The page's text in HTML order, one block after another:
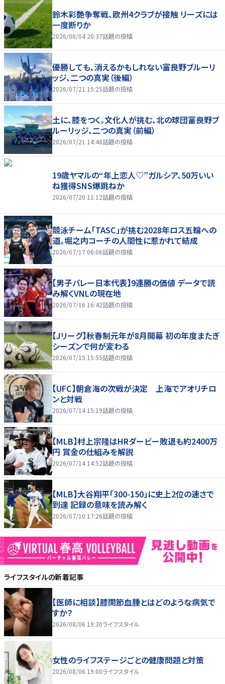
鈴木彩艶争奪戦、欧州4クラブが接触 リーズには
一度断りか
2026/08/04 20:37話題の投稿
優勝しても、消えるかもしれない――富良野ブルーリ
ッジ、二つの真実（後編）
2026/07/21 15:25話題の投稿
土に、膝をつく。文化人が挑む、北の球団――富良野ブ
ルーリッジ、二つの真実（前編）
2026/07/21 14:48話題の投稿
19歳ヤマルの“年上恋人♡”ガルシア、50万いい
ね獲得SNS爆跳ねか
2026/07/20 11:12話題の投稿
競泳チーム「TASC」が挑む2028年ロス五輪への
道。堀之内コーチの人間性に惹かれて結成
2026/07/17 06:06話題の投稿
【男子バレー日本代表】9連勝の価値 データで読
み解くVNLの現在地
2026/07/16 16:42話題の投稿
【Jリーグ】秋春制元年が8月開幕 初の年度またぎ
シーズンで何が変わる
2026/07/15 15:55話題の投稿
【UFC】朝倉海の次戦が決定 上海でアオリチロ
ンと対戦
2026/07/14 15:19話題の投稿
【MLB】村上宗隆はHRダービー敗退も約2400万
円 賞金の仕組みを解説
2026/07/14 14:52話題の投稿
【MLB】大谷翔平「300-150」に史上2位の速さで
到達 記録の意味を読み解く
2026/07/10 17:26話題の投稿
ライフスタイルの新着記事
【医師に相談】膝関節血腫とはどのような病気で
すか？
2026/08/06 19:30ライフスタイル
女性のライフステージごとの健康問題と対策
2026/08/06 19:00ライフスタイル